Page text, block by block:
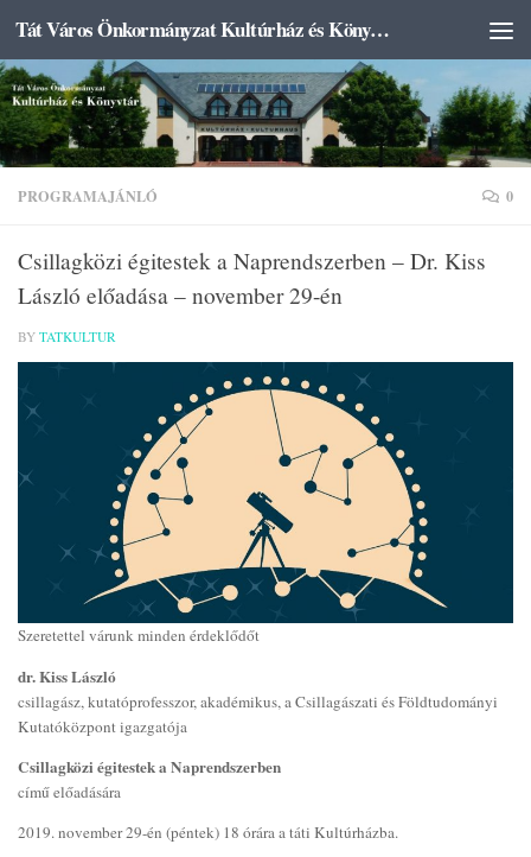
Skip to content Tát Város Önkormányzat Kultúrház és Könyvtár
PROGRAMAJÁNLÓ 0
Csillagközi égitestek a Naprendszerben – Dr. Kiss
László előadása – november 29-én
BY TATKULTUR
Szeretettel várunk minden érdeklődőt
dr. Kiss László
csillagász, kutatóprofesszor, akadémikus, a Csillagászati és Földtudományi
Kutatóközpont igazgatója
Csillagközi égitestek a Naprendszerben
című előadására
2019. november 29-én (péntek) 18 órára a táti Kultúrházba.